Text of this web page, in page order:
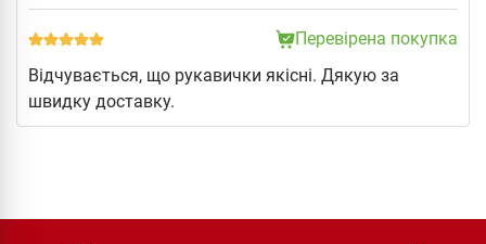
Перевірена покупка
Відчувається, що рукавички якісні. Дякую за
швидку доставку.